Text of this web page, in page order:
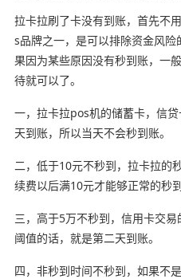
拉卡拉刷了卡没有到账，首先不
s品牌之一，是可以排除资金风
果因为某些原因没有秒到账，一
待就可以了。
一，拉卡拉pos机的储蓄卡，信
天到账，所以当天不会秒到账。
二，低于10元不秒到，拉卡拉的
续费以后满10元才能够正常的秒到
三，高于5万不秒到，信用卡交
阈值的话，就是第二天到账。
四，非秒到时间不秒到，如果不